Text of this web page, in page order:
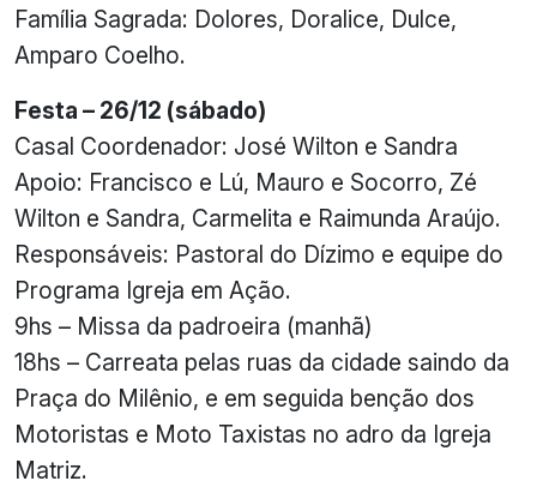
Família Sagrada: Dolores, Doralice, Dulce,
Amparo Coelho.
Festa – 26/12 (sábado)
Casal Coordenador: José Wilton e Sandra
Apoio: Francisco e Lú, Mauro e Socorro, Zé
Wilton e Sandra, Carmelita e Raimunda Araújo.
Responsáveis: Pastoral do Dízimo e equipe do
Programa Igreja em Ação.
9hs – Missa da padroeira (manhã)
18hs – Carreata pelas ruas da cidade saindo da
Praça do Milênio, e em seguida benção dos
Motoristas e Moto Taxistas no adro da Igreja
Matriz.